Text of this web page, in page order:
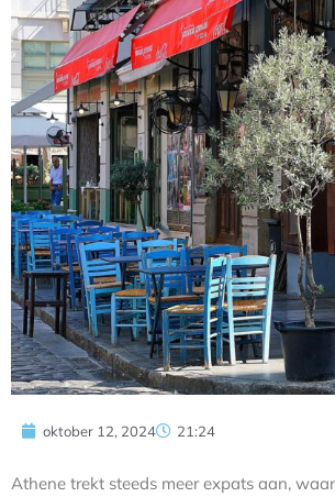
oktober 12, 2024 21:24
Athene trekt steeds meer expats aan,